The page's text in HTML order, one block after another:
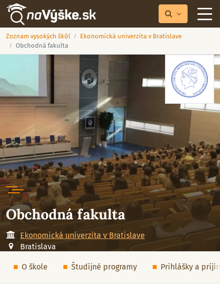
Zoznam vysokých škôl
Ekonomická univerzita v Bratislave
Obchodná fakulta
Obchodná fakulta
Ekonomická univerzita v Bratislave
Bratislava
O škole Študijné programy Prihlášky a